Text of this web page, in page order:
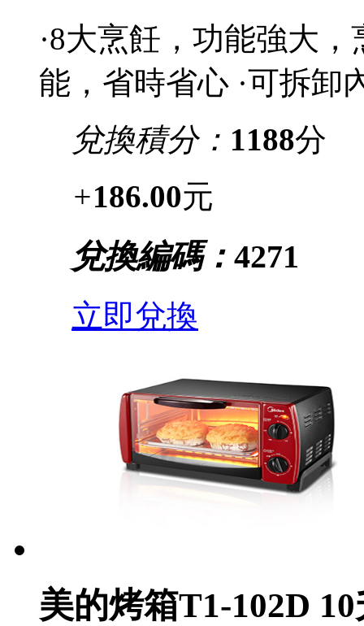
·8大烹飪，功能強大
能，省時省心 ·可拆
兌換積分： 1188分
+186.00元
兌換編碼： 4271
立即兌換
美的烤箱T1-102D 10